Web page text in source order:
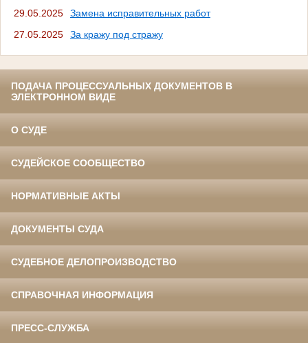
29.05.2025
Замена исправительных работ
27.05.2025
За кражу под стражу
ПОДАЧА ПРОЦЕССУАЛЬНЫХ ДОКУМЕНТОВ В
ЭЛЕКТРОННОМ ВИДЕ
О СУДЕ
СУДЕЙСКОЕ СООБЩЕСТВО
НОРМАТИВНЫЕ АКТЫ
ДОКУМЕНТЫ СУДА
СУДЕБНОЕ ДЕЛОПРОИЗВОДСТВО
СПРАВОЧНАЯ ИНФОРМАЦИЯ
ПРЕСС-СЛУЖБА